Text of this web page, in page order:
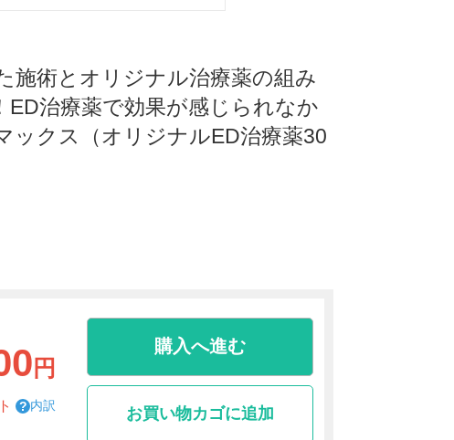
施術とオリジナル治療薬の組み
治療薬で効果が感じられなか
クス（オリジナルED治療薬30
円
内訳
購入へ進む
お買い物カゴに追加